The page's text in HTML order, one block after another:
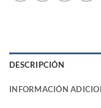
DESCRIPCIÓN
INFORMACIÓN